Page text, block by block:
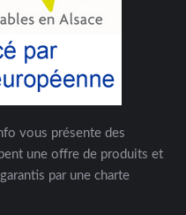
vous présente des
une offre de produits et
par une charte